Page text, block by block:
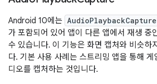
Android 10에는 AudioPlaybackCapture
가 포함되어 있어 앱이 다른 앱에서 재생 중
수 있습니다. 이 기능은 화면 캡처와 비슷하
다. 기본 사용 사례는 스트리밍 앱을 통해 게
디오를 캡처하는 것입니다.